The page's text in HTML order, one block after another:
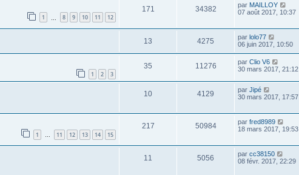
1 8 9 10 11 12
171 34382 par MAILLOY
07 août 2017, 10:37
13 4275 par lolo77
06 juin 2017, 10:50
1 2 3
35 11276 par Clio V6
30 mars 2017, 21:12
10 4129 par Jipé
30 mars 2017, 17:57
1 … 11 12 13 14 15
217 50984 par fred8989
18 mars 2017, 19:53
11 5056 par cc38150
08 févr. 2017, 22:29